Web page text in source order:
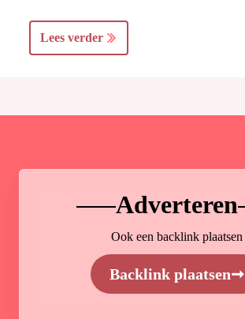
Lees verder
Adverteren
Ook een backlink plaatsen
Backlink plaatsen➞